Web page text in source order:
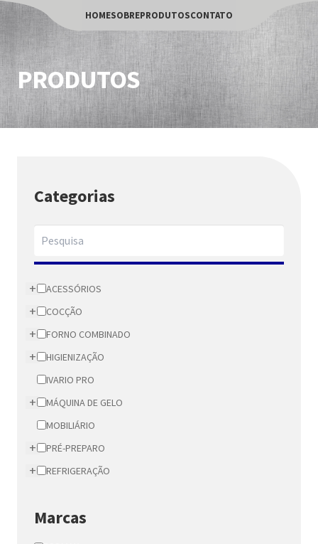
HOMESOBREPRODUTOSCONTATO
PRODUTOS
Categorias
+ ACESSÓRIOS
+ COCÇÃO
+ FORNO COMBINADO
+
HIGIENIZAÇÃO
IVARIO PRO
+
MÁQUINA DE GELO
MOBILIÁRIO
+ PRÉ-PREPARO
+ REFRIGERAÇÃO
Marcas